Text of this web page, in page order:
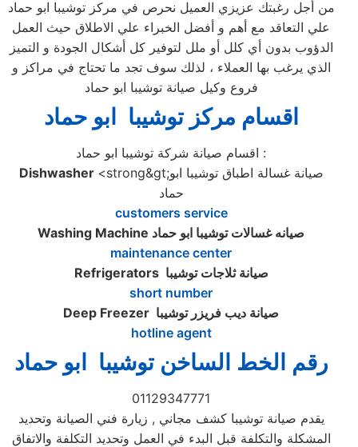
من أجل رغبتك عزيزي العميل نحرص في مركز توشيبا ابو حماد
علي التعاقد مع أهم و أفضل الخبراء علي الاطلاق حيث العمل
الدؤوب بدون أي كلل أو ملل لتوفير كل أشكال الجودة و التميز
الذي يرغب بها العملاء ، لذلك سوف تجد ما تحتاج في مراكز و
فروع وكيل صيانة توشيبا ابو حماد
اقسام مركز توشيبا ابو حماد
اقسام صيانة شركة توشيبا ابو حماد :
Dishwasher <strong&gt;صيانة غسالة اطباق توشيبا ابو
حماد
customers service
Washing Machine صيانه غسالات توشيبا ابو حماد
maintenance center
Refrigerators صيانة ثلاجات توشيبا
short number
Deep Freezer صيانة ديب فريزر توشيبا
hotline agent
رقم الخط الساخن توشيبا ابو حماد
01129347771
يقدم صيانة توشيبا كشف مجاني , زيارة فني الصيانة وتحديد
المشكلة والتكلفة قبل البدء في العمل وتحديد التكلفة والاتفاق